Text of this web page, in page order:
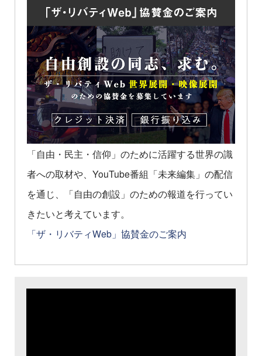
「自由・民主・信仰」のために活躍する世界の識
者への取材や、YouTube番組「未来編集」の配信
を通じ、「自由の創設」のための報道を行ってい
きたいと考えています。
「ザ・リバティWeb」協賛金のご案内